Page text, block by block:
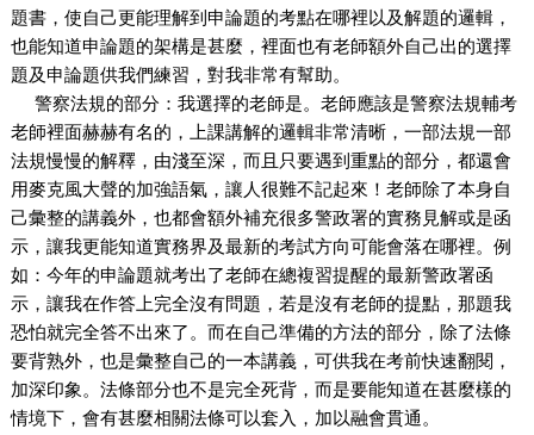
題書，使自己更能理解到申論題的考點在哪裡以及解題的邏輯，
也能知道申論題的架構是甚麼，裡面也有老師額外自己出的選擇
題及申論題供我們練習，對我非常有幫助。
警察法規的部分：我選擇的老師是。老師應該是警察法規輔考
老師裡面赫赫有名的，上課講解的邏輯非常清晰，一部法規一部
法規慢慢的解釋，由淺至深，而且只要遇到重點的部分，都還會
用麥克風大聲的加強語氣，讓人很難不記起來！老師除了本身自
己彙整的講義外，也都會額外補充很多警政署的實務見解或是函
示，讓我更能知道實務界及最新的考試方向可能會落在哪裡。例
如：今年的申論題就考出了老師在總複習提醒的最新警政署函
示，讓我在作答上完全沒有問題，若是沒有老師的提點，那題我
恐怕就完全答不出來了。而在自己準備的方法的部分，除了法條
要背熟外，也是彙整自己的一本講義，可供我在考前快速翻閱，
加深印象。法條部分也不是完全死背，而是要能知道在甚麼樣的
情境下，會有甚麼相關法條可以套入，加以融會貫通。